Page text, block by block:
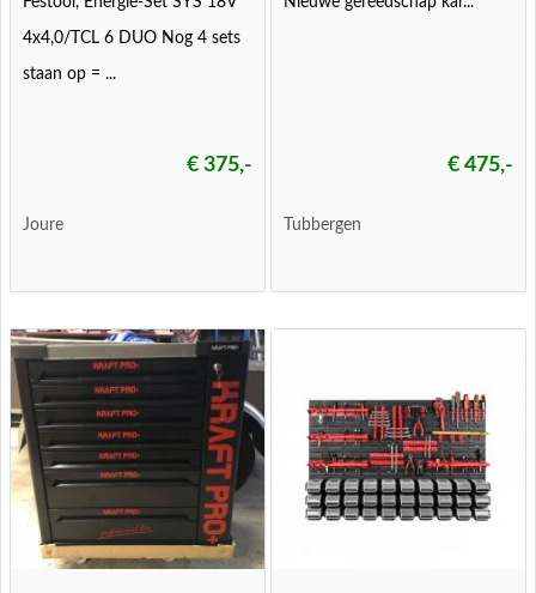
4x4,0/TCL 6 DUO Nog 4 sets
staan op = ...
€ 375,-
Joure
€ 475,-
Tubbergen